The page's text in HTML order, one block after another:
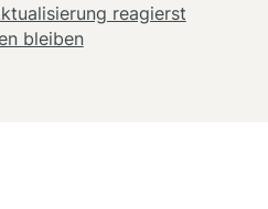
reagierst
bleiben